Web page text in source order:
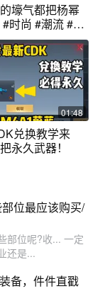
壕气都把杨幂
时尚 #潮流 #杨
01:48
兑换教学来
永久武器！
位最应该购买/
部位呢?收... 一定
还是...
备，件件直戳